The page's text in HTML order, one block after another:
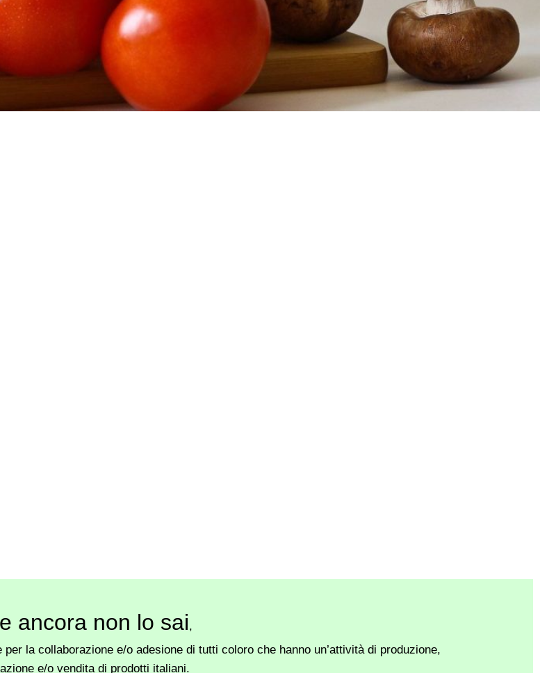
ancora non lo sai,
la collaborazione e/o adesione di tutti coloro che hanno un’attività di produzione,
e/o vendita di prodotti italiani.